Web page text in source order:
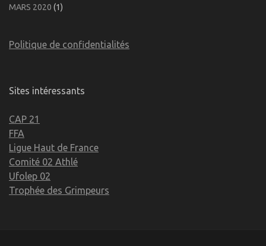
MARS 2020 (1)
Politique de confidentialités
Sites intéressants
CAP 21
FFA
Ligue Haut de France
Comité 02 Athlé
Ufolep 02
Trophée des Grimpeurs